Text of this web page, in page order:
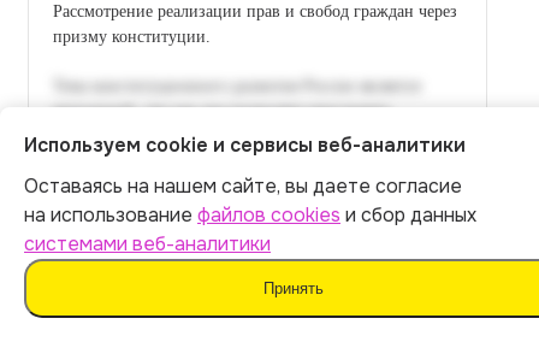
Рассмотрение реализации прав и свобод граждан через
призму конституции.
Итог:449р.
Оплатить
Используем cookie и сервисы веб-аналитики
Оставаясь на нашем сайте, вы даете согласие
на использование файлов cookies и сбор данных
системами веб-аналитики
Принять